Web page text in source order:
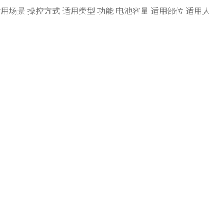
场景 操控方式 适用类型 功能 电池容量 适用部位 适用